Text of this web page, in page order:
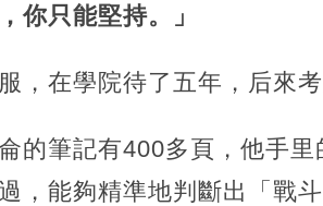
你只能堅持。」
，在學院待了五年，后來
的筆記有400多頁，他手
，能夠精準地判斷出「戰斗